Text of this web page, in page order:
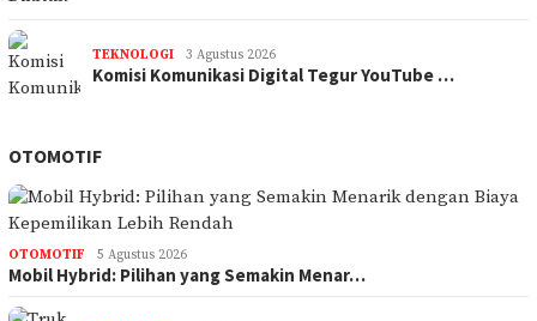
TEKNOLOGI 3 Agustus 2026
Komisi Komunikasi Digital Tegur YouTube …
OTOMOTIF
OTOMOTIF 5 Agustus 2026
Mobil Hybrid: Pilihan yang Semakin Menar…